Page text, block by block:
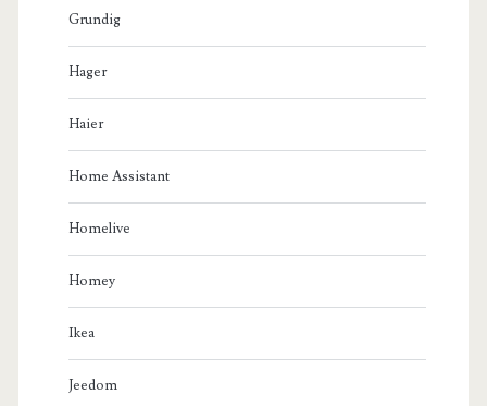
Grundig
Hager
Haier
Home Assistant
Homelive
Homey
Ikea
Jeedom